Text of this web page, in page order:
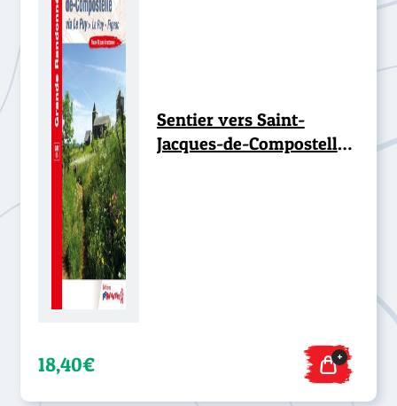
Sentier vers Saint-
Jacques-de-Compostelle :
18,40€ +